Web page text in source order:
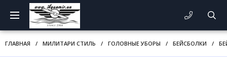
ГЛАВНАЯ / МИЛИТАРИ СТИЛЬ / ГОЛОВНЫЕ УБОРЫ / БЕЙСБОЛКИ /